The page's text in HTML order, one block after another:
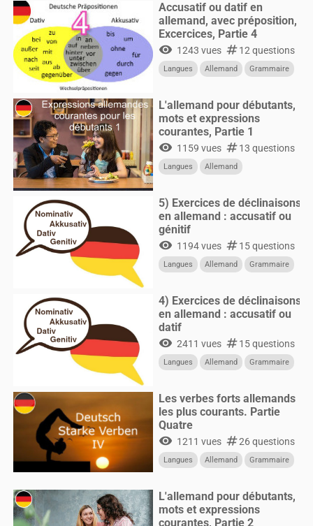
Accusatif ou datif en
allemand, avec préposition,
Excercices, Partie 4
visibility 1243 vues numbers12 questions
Langues Allemand Grammaire
L'allemand pour débutants,
mots et expressions
courantes, Partie 1
visibility 1159 vues numbers13 questions
Langues Allemand
5) Exercices de déclinaisons
en allemand : accusatif ou
génitif
visibility 1194 vues numbers15 questions
Langues Allemand Grammaire
4) Exercices de déclinaisons
en allemand : accusatif ou
datif
visibility 2411 vues numbers15 questions
Langues Allemand Grammaire
Les verbes forts allemands
les plus courants. Partie
Quatre
visibility 1211 vues numbers26 questions
Langues Allemand Grammaire
L'allemand pour débutants,
mots et expressions
courantes, Partie 2